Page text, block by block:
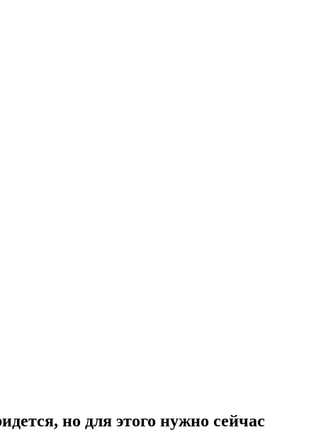
но для этого нужно сейчас